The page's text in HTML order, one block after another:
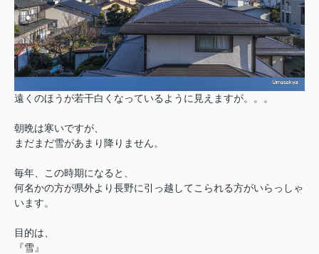
遠くのほうが若干白くなっているように見えますが。。。
朝晩は寒いですが、
まだまだ雪があまり降りません。
毎年、この時期になると、
何名かの方が県外より長野に引っ越してこられる方がいらっしゃ
います。
目的は、
『雪』